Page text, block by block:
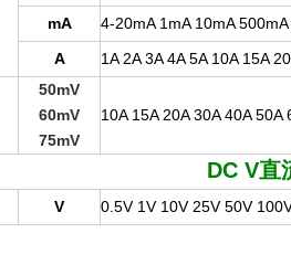
mA
4-20mA 1mA 10mA
A
1A 2A 3A 4A 5A 10A 15A
50mV
60mV
75mV
10A 15A 20A 30A 40A
DC V直
V 0.5V 1V 10V 25V 50V